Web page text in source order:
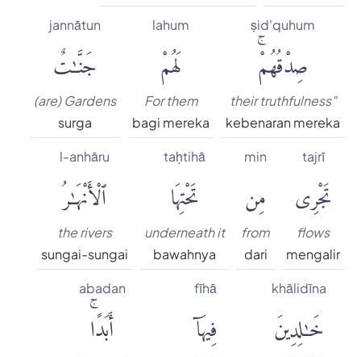
ṣid'quhum
صِدْقُهُمْۚ
their truthfulness"
kebenaran mereka
lahum
لَهُمْ
For them
bagi mereka
jannātun
جَنَّٰتٌ
(are) Gardens
surga
tajrī
تَجْرِى
flows
mengalir
min
مِن
from
dari
taḥtihā
تَحْتِهَا
underneath it
bawahnya
l-anhāru
ٱلْأَنْهَٰرُ
the rivers
sungai-sungai
khālidīna
خَٰلِدِينَ
fīhā
فِيهَآ
abadan
أَبَدًاۚ